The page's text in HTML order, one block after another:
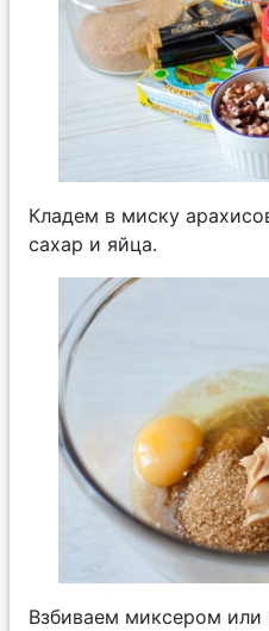
Кладем в миску
сахар и яйца.
Взбиваем миксером или